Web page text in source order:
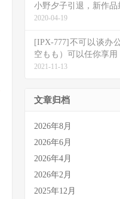
小野夕子引退，新作品
2020-04-19
[IPX-777]不可以谈办
空もも）可以任你享用
2021-11-13
文章归档
2026年8月
2026年6月
2026年4月
2026年2月
2025年12月